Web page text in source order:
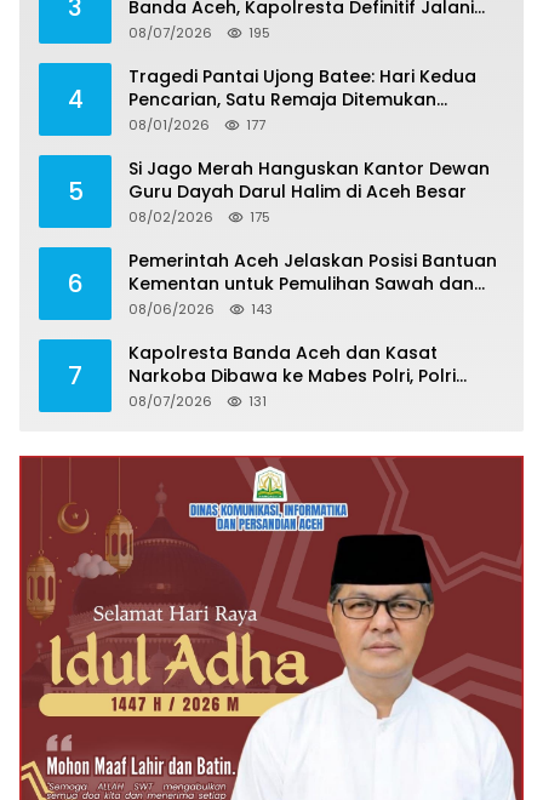
Banda Aceh, Kapolresta Definitif Jalani
Pemeriksaan di Mabes Polri
08/07/2026 195
4
Tragedi Pantai Ujong Batee: Hari Kedua
Pencarian, Satu Remaja Ditemukan
Meninggal, Tiga Korban Masih Dicari
08/01/2026 177
5
Si Jago Merah Hanguskan Kantor Dewan
Guru Dayah Darul Halim di Aceh Besar
08/02/2026 175
6
Pemerintah Aceh Jelaskan Posisi Bantuan
Kementan untuk Pemulihan Sawah dan
Kebun
08/06/2026 143
7
Kapolresta Banda Aceh dan Kasat
Narkoba Dibawa ke Mabes Polri, Polri
Tegaskan Proses Berjalan Profesional dan
08/07/2026 131